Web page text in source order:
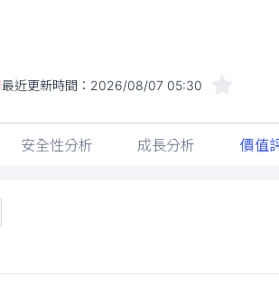
最近更新時間： 2026/08/07 05:30
安全性分析 成長分析 價值